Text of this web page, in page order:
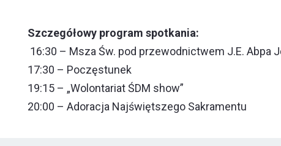
Szczegółowy program spotkania:
16:30 – Msza Św. pod przewodnictwem J.E. Abpa
17:30 – Poczęstunek
19:15 – „Wolontariat ŚDM show”
20:00 – Adoracja Najświętszego Sakramentu